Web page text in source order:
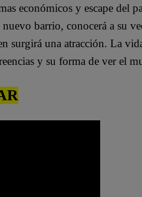
económicos y escape del
barrio, conocerá a su
una atracción. La
y su forma de ver el